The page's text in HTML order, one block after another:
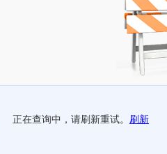
正在查询中，请刷新重试。 刷新